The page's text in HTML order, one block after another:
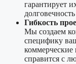
гарантирует
Гибкость
Мы создаем
специфику
справится с